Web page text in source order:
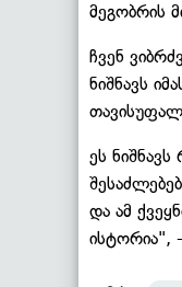
მეგობრის
ჩვენ
ნიშნავს
ეს
და ამ
ისტორია",